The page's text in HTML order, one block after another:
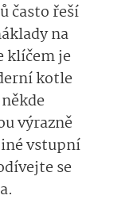
často řeší
na
klíčem je
kotle
výrazně
vstupní
se